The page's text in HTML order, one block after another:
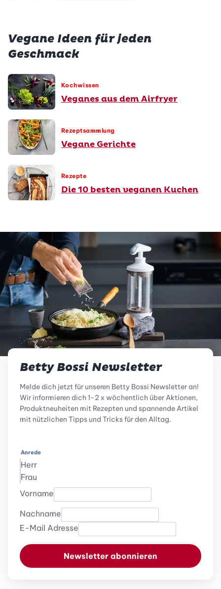
Vegane Ideen für jeden
Geschmack
Kochwissen
Veganes aus dem Airfryer
Rezeptsammlung
Vegane Gerichte
Rezepte
Die 10 besten veganen Kuchen
Betty Bossi Newsletter
Melde dich jetzt für unseren Betty Bossi Newsletter an!
Wir informieren dich 1-2 x wöchentlich über Aktionen,
Produktneuheiten mit Rezepten und spannende Artikel
mit nützlichen Tipps und Tricks für den Alltag.
Anrede
Herr
Frau
Vorname
Nachname
E-Mail Adresse
Newsletter abonnieren